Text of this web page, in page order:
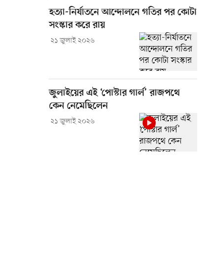
হত্যা-নির্যাতনে আন্দোলনে গতির পর কোটা
সংস্কার করে রায়
২১ জুলাই ২০২৬
জুলাইয়ের এই ‘পোস্টার গার্ল’ রাজপথে
কেন নেমেছিলেন
২১ জুলাই ২০২৬